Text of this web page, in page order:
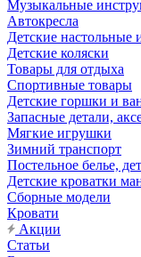
Музыкальные
Автокресла
Детские настольные
Детские коляски
Товары для отдыха
Спортивные товары
Детские горшки и
Запасные детали,
Мягкие игрушки
Зимний транспорт
Постельное белье,
Детские кроватки
Сборные модели
Кровати
Акции
Статьи